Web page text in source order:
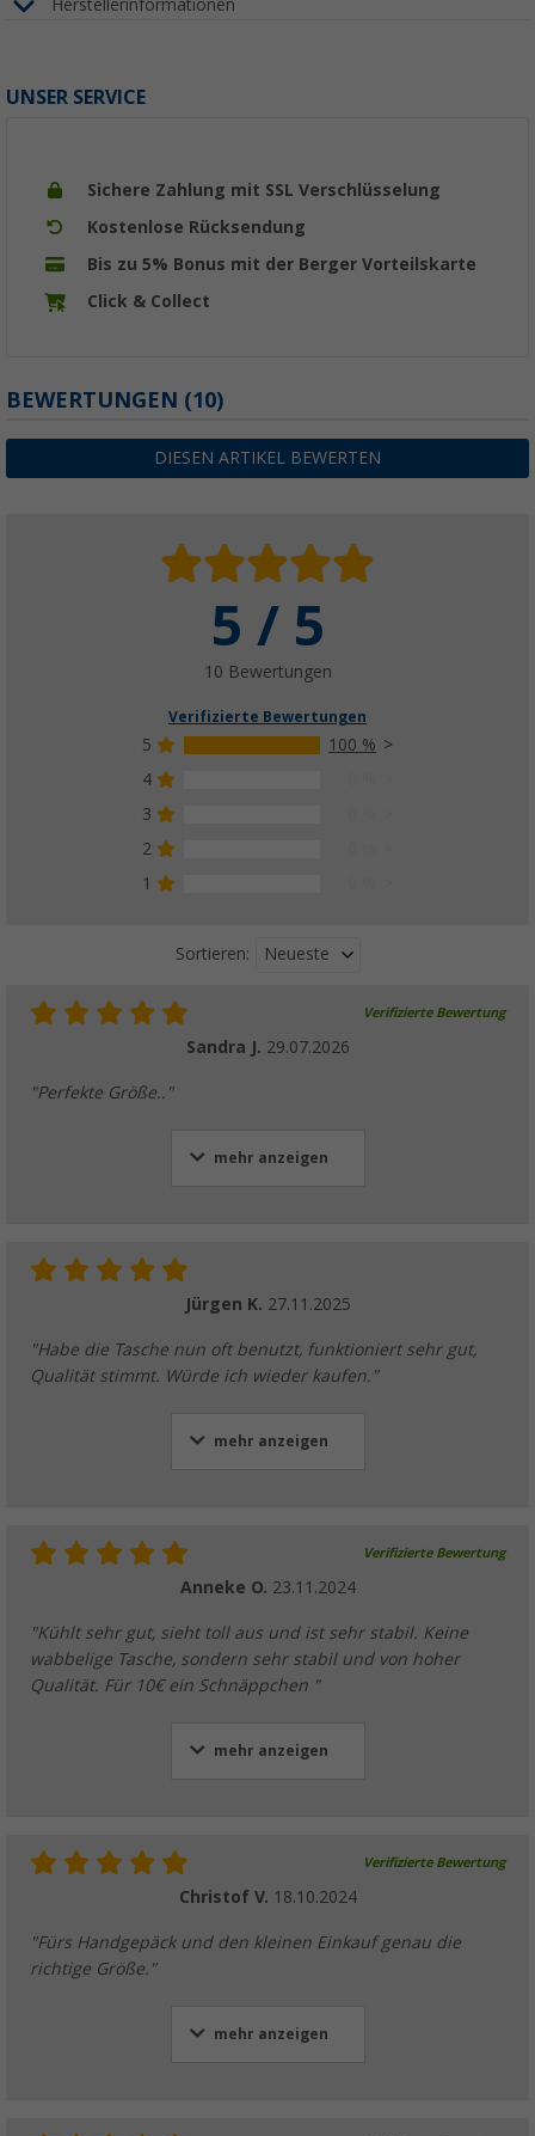
Herstellerinformationen
UNSER SERVICE
Sichere Zahlung mit SSL Verschlüsselung
Kostenlose Rücksendung
Bis zu 5% Bonus mit der Berger Vorteilskarte
Click & Collect
BEWERTUNGEN (10)
DIESEN ARTIKEL BEWERTEN
5 / 5
10 Bewertungen
Verifizierte Bewertungen
5
100 %
4
3
2
1
Sortieren: Neueste
Verifizierte Bewertung
Sandra J. 29.07.2026
"Perfekte Größe.."
mehr anzeigen
Jürgen K. 27.11.2025
"Habe die Tasche nun oft benutzt, funktioniert sehr gut,
Qualität stimmt. Würde ich wieder kaufen."
mehr anzeigen
Verifizierte Bewertung
Anneke O. 23.11.2024
"Kühlt sehr gut, sieht toll aus und ist sehr stabil. Keine
wabbelige Tasche, sondern sehr stabil und von hoher
Qualität. Für 10€ ein Schnäppchen "
mehr anzeigen
Verifizierte Bewertung
Christof V. 18.10.2024
"Fürs Handgepäck und den kleinen Einkauf genau die
richtige Größe."
mehr anzeigen